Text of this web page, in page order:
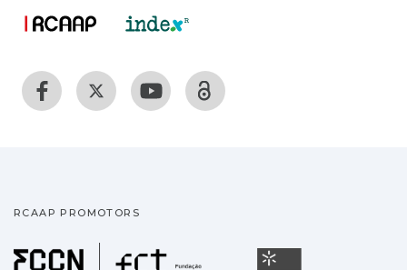
RCAAP PROMOTORS
Fundação para a